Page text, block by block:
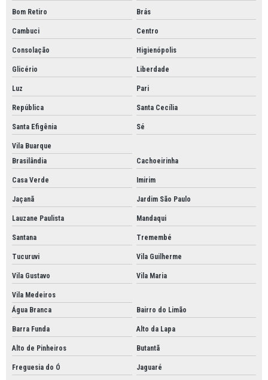
Transportadora em mg
Transportadora extrema mg
Transportadora fracionado santa catarina
Transportadora mg cargas
Transportadoras de cargas perigosas
Transportadoras de químicos sp
Transportadoras rodoviário de cargas
Transporte de alimentos
Transporte de carga delicada
Transporte de carga pesada
Transporte de carga pesada terrestre
Transporte de carga pesadas empresa
Transporte de pequenas cargas empresa
Transporte de produto químico fracionado
Transporte de produtos químicos
Transporte de produtos químicos não perigosos
Bom Retiro Brás
Cambuci Centro
Consolação Higienópolis
Glicério Liberdade
Luz Pari
República Santa Cecília
Santa Efigênia Sé
Vila Buarque
Brasilândia
Cachoeirinha
Casa Verde Imirim
Jaçanã Jardim São Paulo
Lauzane Paulista Mandaqui
Santana Tremembé
Tucuruvi Vila Guilherme
Vila Gustavo Vila Maria
Vila Medeiros
Água Branca
Bairro do Limão
Barra Funda Alto da Lapa
Alto de Pinheiros Butantã
Freguesia do Ó Jaguaré